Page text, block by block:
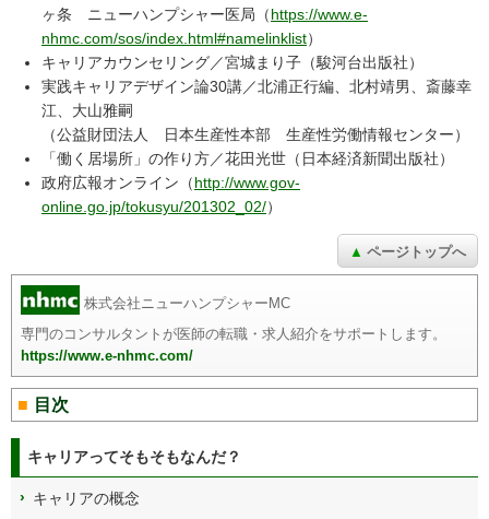
ヶ条 ニューハンプシャー医局（https://www.e-
nhmc.com/sos/index.html#namelinklist）
キャリアカウンセリング／宮城まり子（駿河台出版社）
実践キャリアデザイン論30講／北浦正行編、北村靖男、斎藤幸
江、大山雅嗣
（公益財団法人 日本生産性本部 生産性労働情報センター）
「働く居場所」の作り方／花田光世（日本経済新聞出版社）
政府広報オンライン（http://www.gov-
online.go.jp/tokusyu/201302_02/）
ページトップへ
株式会社ニューハンプシャーMC
専門のコンサルタントが医師の転職・求人紹介をサポートします。
https://www.e-nhmc.com/
目次
キャリアってそもそもなんだ？
キャリアの概念